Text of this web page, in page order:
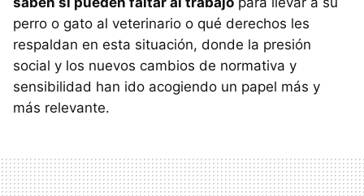
perro o gato al veterinario o qué derechos les
respaldan en esta situación, donde la presión
social y los nuevos cambios de normativa y
sensibilidad han ido acogiendo un papel más y
más relevante.